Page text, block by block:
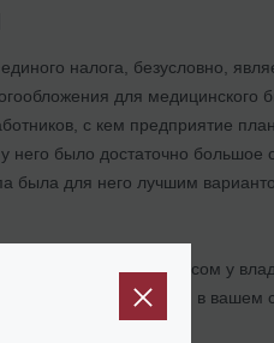
налога, безусловно,
для
с кем предприятие
него было достаточно
была для него лучшим
спросом у
группа может подойти в вашем